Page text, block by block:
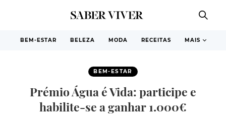
BEM-ESTAR BELEZA MODA RECEITAS MAIS
BEM-ESTAR
Prémio Água é Vida: participe e
habilite-se a ganhar 1.000€